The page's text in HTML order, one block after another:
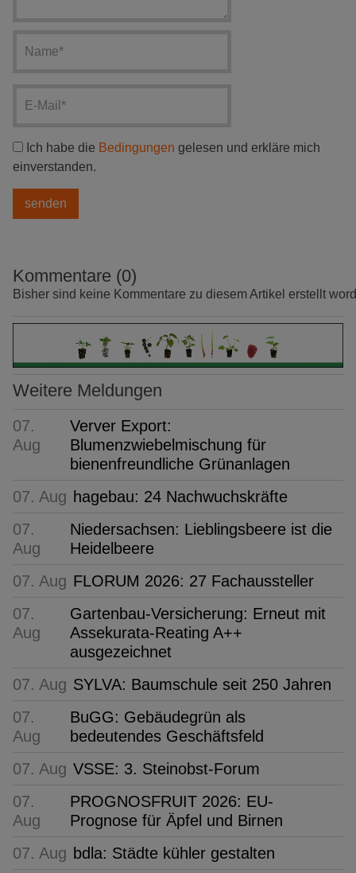
Ich habe die Bedingungen gelesen und erkläre mich
einverstanden.
Kommentare (0)
Bisher sind keine Kommentare zu diesem Artikel erstellt
Weitere Meldungen
07.
Aug
Verver Export:
Blumenzwiebelmischung für
bienenfreundliche Grünanlagen
07. Aug hagebau: 24 Nachwuchskräfte
07.
Aug
Niedersachsen: Lieblingsbeere ist die
Heidelbeere
07. Aug FLORUM 2026: 27 Fachaussteller
07.
Aug
Gartenbau-Versicherung: Erneut mit
Assekurata-Reating A++
ausgezeichnet
07. Aug SYLVA: Baumschule seit 250 Jahren
07.
Aug
BuGG: Gebäudegrün als
bedeutendes Geschäftsfeld
07. Aug VSSE: 3. Steinobst-Forum
07.
Aug
PROGNOSFRUIT 2026: EU-
Prognose für Äpfel und Birnen
07. Aug bdla: Städte kühler gestalten